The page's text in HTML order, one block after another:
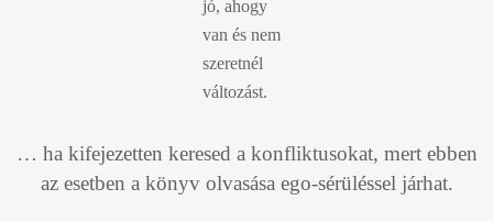
… ha kifejezetten keresed a konfliktusokat, mert ebben
az esetben a könyv olvasása ego-sérüléssel járhat.